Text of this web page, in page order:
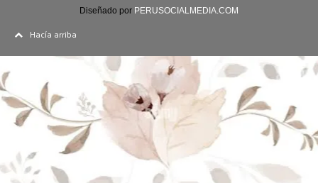
Diseñado por PERUSOCIALMEDIA.COM
Hacía arriba